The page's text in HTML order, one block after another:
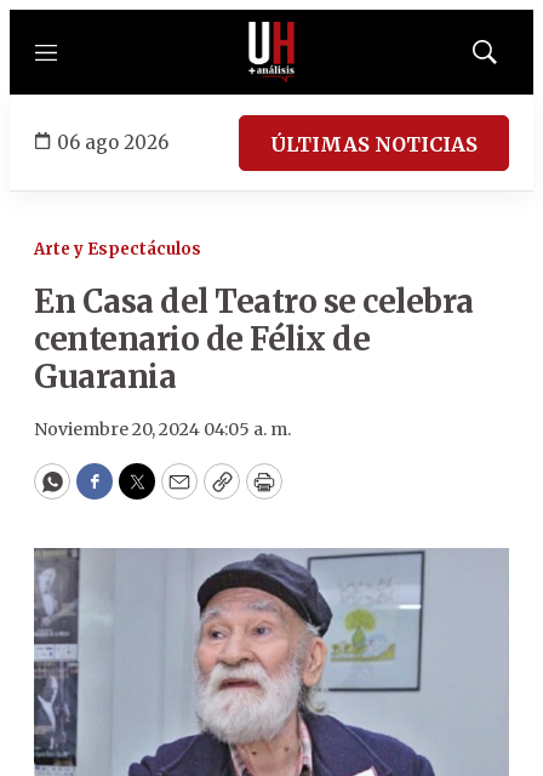
Menú
Mostrar
06 ago 2026 ÚLTIMAS NOTICIAS
Arte y Espectáculos
En Casa del Teatro se celebra
centenario de Félix de
Guarania
Noviembre 20, 2024 04:05 a. m.
WhatsApp
Facebook
Twitter
EmailCopyPrint